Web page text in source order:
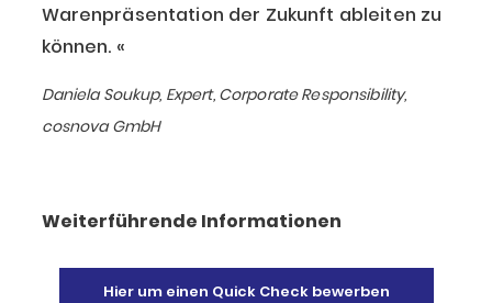
Warenpräsentation der Zukunft ableiten zu
können.
Daniela Soukup, Expert, Corporate Responsibility,
cosnova GmbH
Weiterführende Informationen
Hier um einen Quick Check bewerben